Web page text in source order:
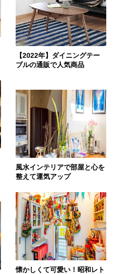
【2022年】ダイニングテー
ブルの通販で人気商品
風水インテリアで部屋と心を
整えて運気アップ
懐かしくて可愛い！昭和レト